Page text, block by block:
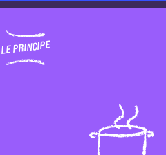
LE PRINCIPE